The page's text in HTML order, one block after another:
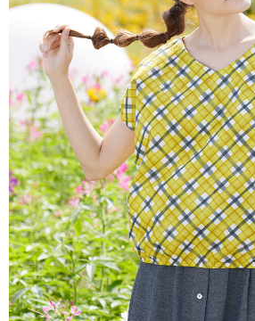
す。
4.ご注文が完了すると、携帯に支払い通知の
の場合は、AFTEE アプリプッシュ通知が届きま
5.商品受け取り時のお支払いは不要です。商品
はアプリの通知に従って、4大コンビニ、また
グでお支払いください。
代金納付期限は最短で 14 日以内ですので、ご
リをダウンロードして AFTEE 会員になるとお
まで延長できます。
お支払期限は、ショップが請求した期日と、
とに計算されます。AFTEEで注文すると、商品
を延長できますが、商品を期限内に受け取れな
約商品や商品到着日が比較的遅い商品）。その
わらず、AFTEEで指定された期限内にお支払い
二、支払い限度額
1.初回 AFTEEを ご利用の際に、認証結果及び
き、限度額が設定されます。
全家超商取貨付款
配送毎にNT$100、NT$2,000以上で送料
付款後全家超商取貨
配送毎にNT$100、NT$2,000以上で送料
7-11超商取貨付款
配送毎にNT$100、NT$2,000以上で送料
付款後7-11超商取貨
配送毎にNT$100、NT$2,000以上で送料
新竹物流宅配
配送毎にNT$100、NT$2,000以上で送料